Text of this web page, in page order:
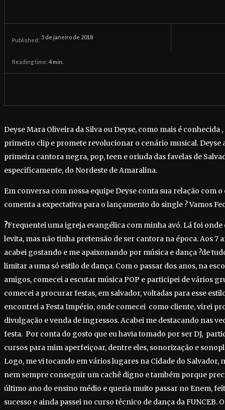
Published: 5 de janeiro de 2018
Reading time: 4 min.
Deyse Mara Oliveira da Silva ou Deyse, como mais é conhecida
primeiro clip e promete revolucionar o cenário musical. Deyse
primeira cantora negra, pop, teen e oriuda das favelas de
especificamente, do Nordeste de Amaralina.
Em conversa com nossa equipe Deyse conta sua relação com
comenta a expectativa para o lançamento do single ? Vamos
?Frequentei uma igreja evangélica com minha avó. Lá foi
levita, mas não tinha pretensão de ser cantora na época. Aos 7
acabei gostando e me apaixonando por música e dança ?de
limitar a uma só estilo de dança. Com o passar dos anos, na
amigos, comecei a escutar música POP e participei de vários
comecei a procurar festas, em salvador, voltadas para esse
encontrei a Festa Império, onde comecei como cliente, virei
divulgação e venda de ingressos. Acabei me destacando nas
festa. Por conta do gosto que eu havia tomado por ser DJ,
cursos para mim aperfeiçoar, dentre eles, sonorização e
Logo, me vi tocando em vários lugares na Cidade do Salvador,
nem sempre conseguir um cachê digno e também porque
último ano do ensino médio e queria muito passar no Enem,
sucesso e ainda passei no curso técnico de dança da FUNCEB.